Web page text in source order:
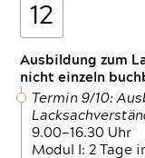
12
Ausbildung zum
nicht einzeln
Termin 9/10:
9.00—16.30 Uhr
Modul I: 2 Tage